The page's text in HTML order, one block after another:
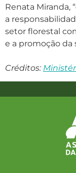
Renata Miranda,
a
setor florestal
e a promoção da
Créditos: